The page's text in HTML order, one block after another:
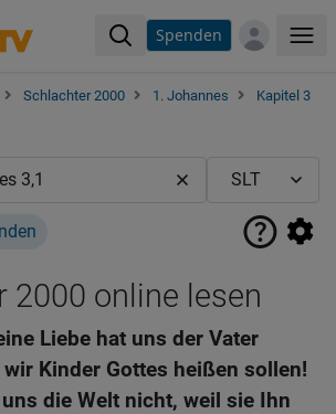
Spenden
Schlachter 2000 1. Johannes
Kapitel 3
2000 online lesen
Liebe hat uns der Vater
Kinder Gottes heißen sollen!
die Welt nicht, weil sie Ihn